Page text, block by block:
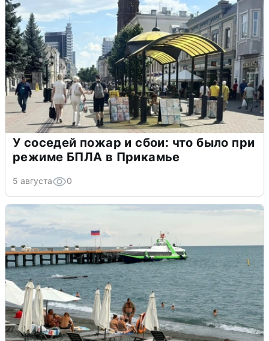
У соседей пожар и сбои: что было при
режиме БПЛА в Прикамье
5 августа 0